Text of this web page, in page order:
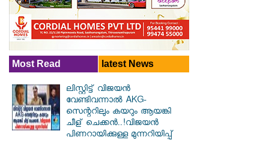
Most Read latest News
ലിസ്റ്റിട്ട് വിജയൻ
വേണ്ടിവന്നാൽ AKG-
സെന്ററിലും കയറും ആയങ്കി
ചീള് ചെക്കൻ..!വിജയൻ
പിണറായിക്കുള്ള മുന്നറിയിപ്പ്